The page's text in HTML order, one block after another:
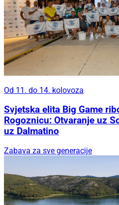
Od 11. do 14. kolovoza
Svjetska elita Big Game
Rogoznicu: Otvaranje uz
uz Dalmatino
Zabava za sve generacije